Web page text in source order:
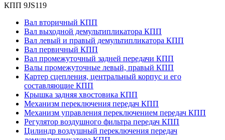
КПП 9JS119
Вал вторичный КПП
Вал выходной демультипликатора КПП
Вал левый и правый демультипликатора КПП
Вал первичный КПП
Вал промежуточный задней передачи КПП
Валы промежуточные левый, правый КПП
Картер сцепления, центральный корпус и его
составляющие КПП
Крышка задняя хвостовика КПП
Механизм переключения передач КПП
Механизм управления переключением передач КПП
Регулятор воздушного фильтра передач КПП
Цилиндр воздушный переключения передач